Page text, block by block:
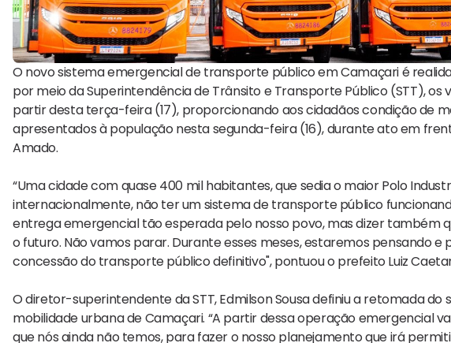
O novo sistema emergencial de transporte público em Camaçari é
por meio da Superintendência de Trânsito e Transporte Público (STT),
partir desta terça-feira (17), proporcionando aos cidadãos condição de
apresentados à população nesta segunda-feira (16), durante ato em
Amado.
“Uma cidade com quase 400 mil habitantes, que sedia o maior Polo
internacionalmente, não ter um sistema de transporte público
entrega emergencial tão esperada pelo nosso povo, mas dizer também
o futuro. Não vamos parar. Durante esses meses, estaremos pensando
concessão do transporte público definitivo", pontuou o prefeito Luiz
O diretor-superintendente da STT, Edmilson Sousa definiu a retomada
mobilidade urbana de Camaçari. “A partir dessa operação emergencial
que nós ainda não temos, para fazer o nosso planejamento que irá